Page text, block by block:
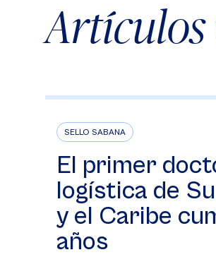
SELLO SABANA
El primer
logística de
y el Caribe
años